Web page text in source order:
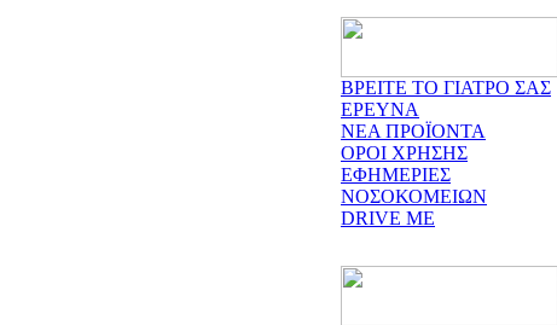
ΒΡΕΙΤΕ ΤΟ ΓΙΑΤΡΟ ΣΑΣ
ΕΡΕΥΝΑ
ΝΕΑ ΠΡΟΪΟΝΤΑ
ΟΡΟΙ ΧΡΗΣΗΣ
ΕΦΗΜΕΡΙΕΣ
ΝΟΣΟΚΟΜΕΙΩΝ
DRIVE ME